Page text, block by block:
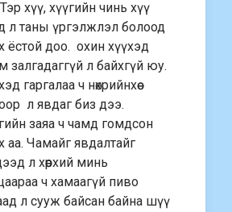
хүү, хүүгийн чинь хүү
л таны үргэлжлэл болоод
ёстой доо. охин хүүхэд
залгадаггүй л байхгүй юу.
гаргалаа ч нөхрийнхөө
л явдаг биз дээ.
заяа ч чамд гомдсон
аа. Чамайг явдалтайг
л хөөрхий минь
ч хамаагүй пиво
л сууж байсан байна шүү